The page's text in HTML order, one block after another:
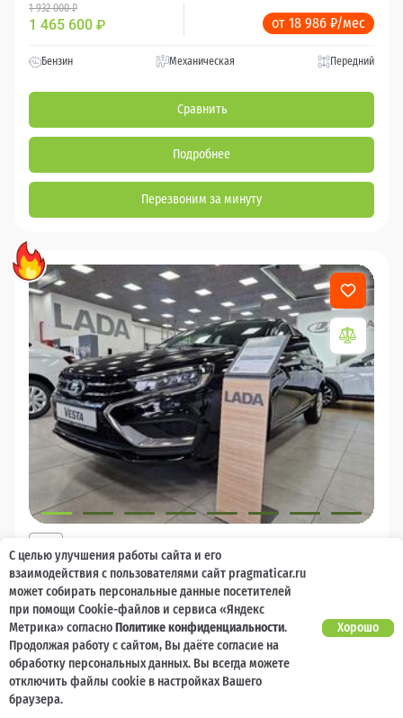
1 932 000 ₽
1 465 600 ₽ от 18 986 ₽/мес
Бензин Механическая Передний
Сравнить
Подробнее
Перезвоним за минуту
LADA Vesta
Есть предложение?
Улучшим! Ваш кешбек
1 785 000 ₽
1 348 000₽ от 18 986 ₽/мес
Механическая
С целью улучшения работы сайта и его
взаимодействия с пользователями сайт pragmaticar.ru
может собирать персональные данные посетителей
при помощи Cookie-файлов и сервиса «Яндекс
Метрика» согласноПолитике конфиденциальности.
Продолжая работу с сайтом, Вы даёте согласие на
обработку персональных данных. Вы всегда можете
отключить файлы cookie в настройках Вашего
браузера.
Хорошо